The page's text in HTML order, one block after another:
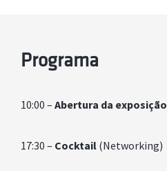
Programa
10:00 – Abertura da exposição
17:30 – Cocktail (Networking)